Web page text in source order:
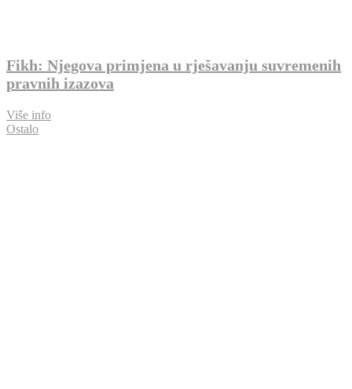
Fikh: Njegova primjena u rješavanju suvremenih
pravnih izazova
Više info
Ostalo